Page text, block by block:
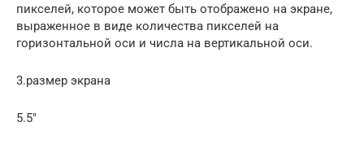
пикселей, которое может быть отображено на экране,
выраженное в виде количества пикселей на
горизонтальной оси и числа на вертикальной оси.
3.размер экрана
5.5″